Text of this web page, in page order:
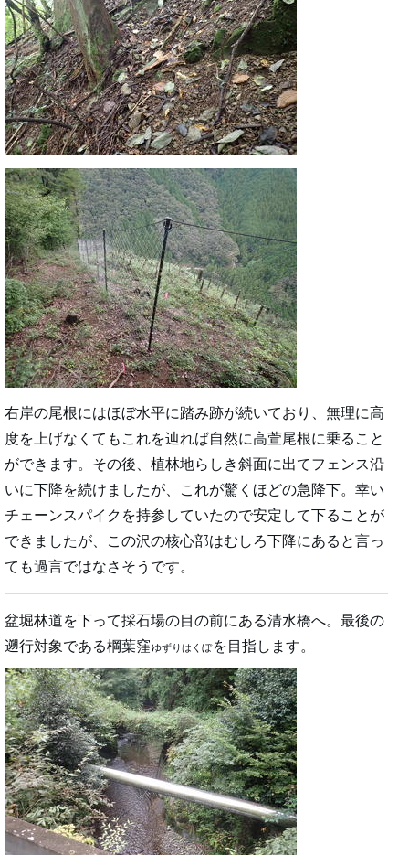
右岸の尾根にはほぼ水平に踏み跡が続いており、無理に高
度を上げなくてもこれを辿れば自然に高萱尾根に乗ること
ができます。その後、植林地らしき斜面に出てフェンス沿
いに下降を続けましたが、これが驚くほどの急降下。幸い
チェーンスパイクを持参していたので安定して下ることが
できましたが、この沢の核心部はむしろ下降にあると言っ
ても過言ではなさそうです。
盆堀林道を下って採石場の目の前にある清水橋へ。最後の
遡行対象である棡葉窪ゆずりはくぼ を目指します。